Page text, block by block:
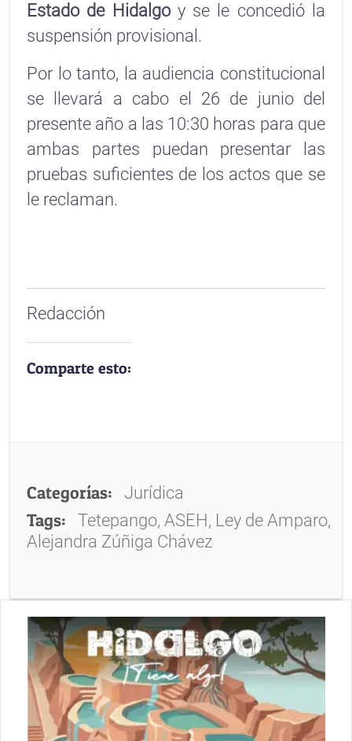
Estado de Hidalgo y se le concedió la
suspensión provisional.
Por lo tanto, la audiencia constitucional
se llevará a cabo el 26 de junio del
presente año a las 10:30 horas para que
ambas partes puedan presentar las
pruebas suficientes de los actos que se
le reclaman.
Redacción
Comparte esto:
Categorías: Jurídica
Tags:
Tetepango, ASEH, Ley de Amparo,
Alejandra Zúñiga Chávez